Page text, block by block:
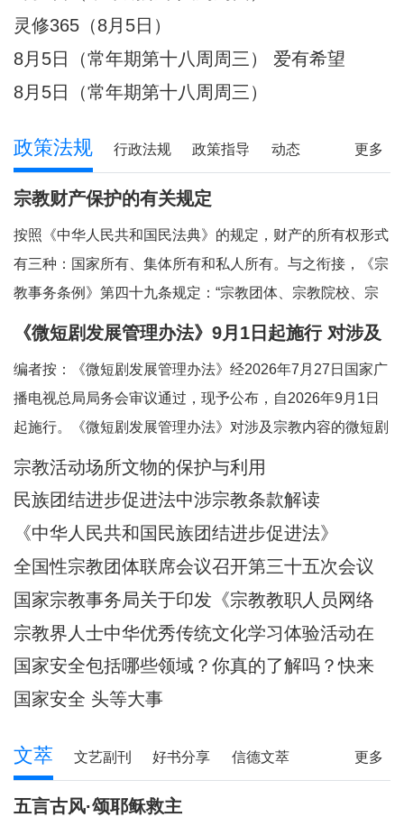
件放心不下的事，
灵修365（8月5日）
8月5日（常年期第十八周周三） 爱有希望
8月5日（常年期第十八周周三）
更多
政策法规 行政法规 政策指导 动态
宗教财产保护的有关规定
按照《中华人民共和国民法典》的规定，财产的所有权形式
有三种：国家所有、集体所有和私人所有。与之衔接，《宗
教事务条例》第四十九条规定：“宗教团体、宗教院校、宗
教活动场所对依法占有的属于国家、集体所有的财产，依照
有所有权或者其他财产权利。”对现行法律法
《微短剧发展管理办法》9月1日起施行 对涉及
编者按：《微短剧发展管理办法》经2026年7月27日国家广
播电视总局局务会审议通过，现予公布，自2026年9月1日
起施行。《微短剧发展管理办法》对涉及宗教内容的微短剧
作出规定。其中，第五条规定，一类微短剧是指投资额度较
民族、宗教、司法、公安等内容的特殊题材的微短
宗教活动场所文物的保护与利用
民族团结进步促进法中涉宗教条款解读
《中华人民共和国民族团结进步促进法》
全国性宗教团体联席会议召开第三十五次会议
国家宗教事务局关于印发《宗教教职人员网络
行为规范》的通知
宗教界人士中华优秀传统文化学习体验活动在
武汉启动
国家安全包括哪些领域？你真的了解吗？快来
一起涨知识！
国家安全 头等大事
更多
文萃 文艺副刊 好书分享 信德文萃
诗苑 小小说 写真故事
五言古风·颂耶稣救主